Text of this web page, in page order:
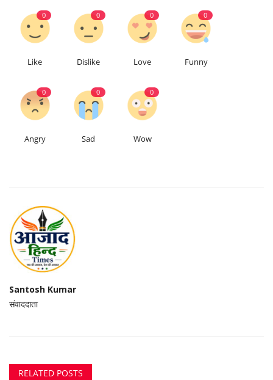
0
Like
0
Dislike
0
Love
0
Funny
0
Angry
0
Sad
0
Wow
Santosh Kumar
संवाददाता
RELATED POSTS